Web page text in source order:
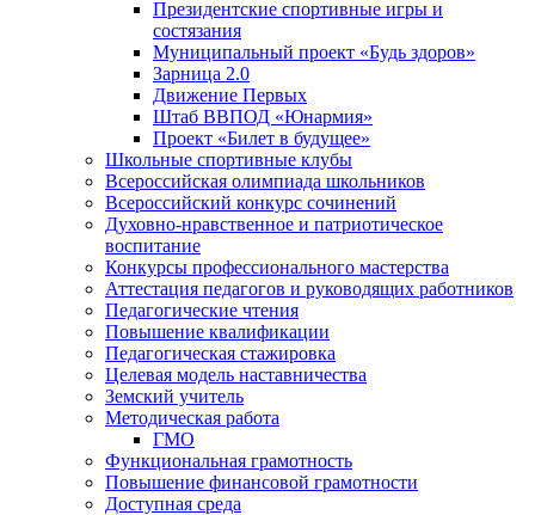
Президентские спортивные игры и
состязания
Муниципальный проект «Будь здоров»
Зарница 2.0
Движение Первых
Штаб ВВПОД «Юнармия»
Проект «Билет в будущее»
Школьные спортивные клубы
Всероссийская олимпиада школьников
Всероссийский конкурс сочинений
Духовно-нравственное и патриотическое
воспитание
Конкурсы профессионального мастерства
Аттестация педагогов и руководящих работников
Педагогические чтения
Повышение квалификации
Педагогическая стажировка
Целевая модель наставничества
Земский учитель
Методическая работа
ГМО
Функциональная грамотность
Повышение финансовой грамотности
Доступная среда